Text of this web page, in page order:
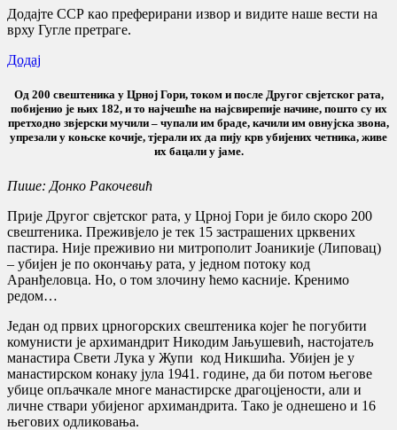
Додајте ССР као преферирани извор и видите наше вести на
врху Гугле претраге.
Додај
Од 200 свештеника у Црној Гори, током и после Другог свјетског рата,
побијенио је њих 182, и то најчешће на најсвирепије начине, пошто су их
претходно звјерски мучили – чупали им браде, качили им овнујска звона,
упрезали у коњске кочије, тјерали их да пију крв убијених четника, живе
их бацали у јаме.
Пише: Донко Ракочевић
Прије Другог свјетског рата, у Црној Гори је било скоро 200
свештеника. Преживјело је тек 15 застрашених црквених
пастира. Није преживио ни митрополит Јоаникије (Липовац)
– убијен је по окончању рата, у једном потоку код
Аранђеловца. Но, о том злочину ћемо касније. Кренимо
редом…
Један од првих црногорских свештеника којег ће погубити
комунисти је архимандрит Никодим Јањушевић, настојатељ
манастира Свети Лука у Жупи код Никшића. Убијен је у
манастирском конаку јула 1941. године, да би потом његове
убице опљачкале многе манастирске драгоцјености, али и
личне ствари убијеног архимандрита. Тако је однешено и 16
његових одликовања.